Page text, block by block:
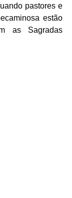
pastores e
estão
as Sagradas